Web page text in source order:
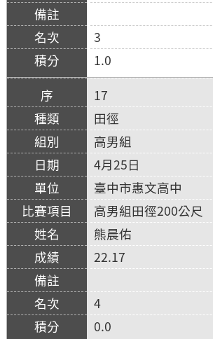
3
1.0
17
田徑
高男組
4月25日
臺中市惠文高中
高男組田徑200公尺
熊晨佑
22.17
4
0.0